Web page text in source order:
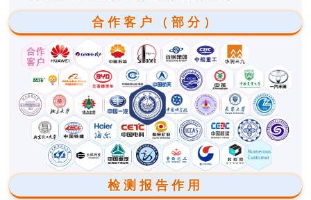
合作客户（部分）
检测报告作用